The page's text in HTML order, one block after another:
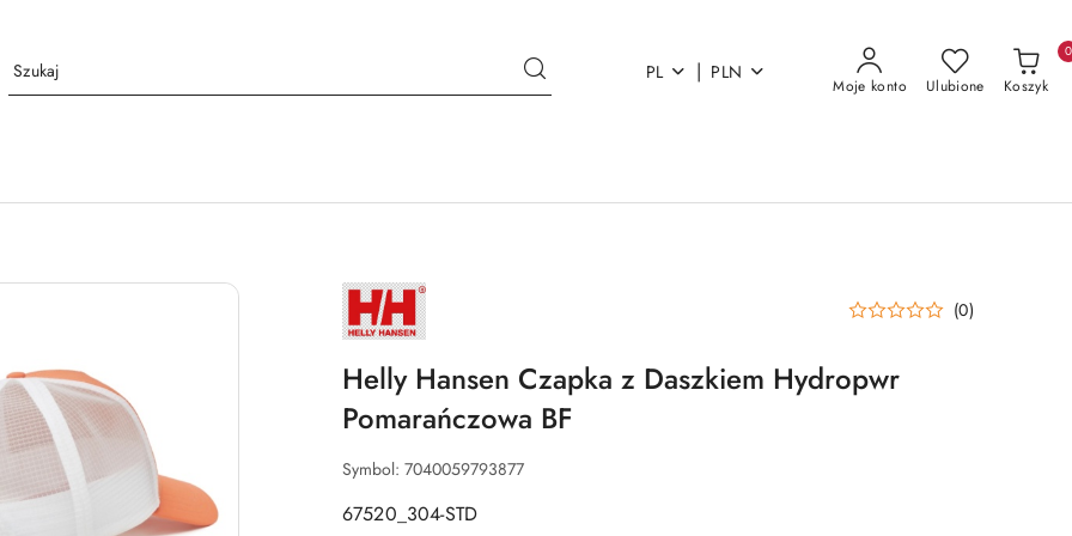
PL | PLN
Moje konto Ulubione Koszyk
0
NAZWA
PRODUCENTA:
HELLY
HANSEN
(0)
Helly Hansen Czapka z Daszkiem Hydropwr
Pomarańczowa BF
Symbol: 7040059793877
67520_304-STD